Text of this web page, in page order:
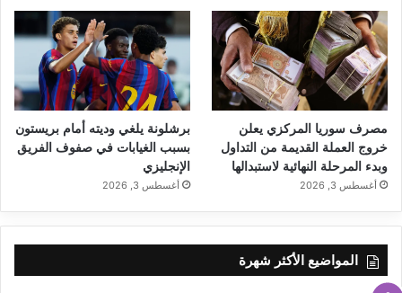
مصرف سوريا المركزي يعلن
خروج العملة القديمة من التداول
وبدء المرحلة النهائية لاستبدالها
أغسطس 3, 2026
برشلونة يلغي وديته أمام بريستون
بسبب الغيابات في صفوف الفريق
الإنجليزي
أغسطس 3, 2026
المواضيع الأكثر شهرة